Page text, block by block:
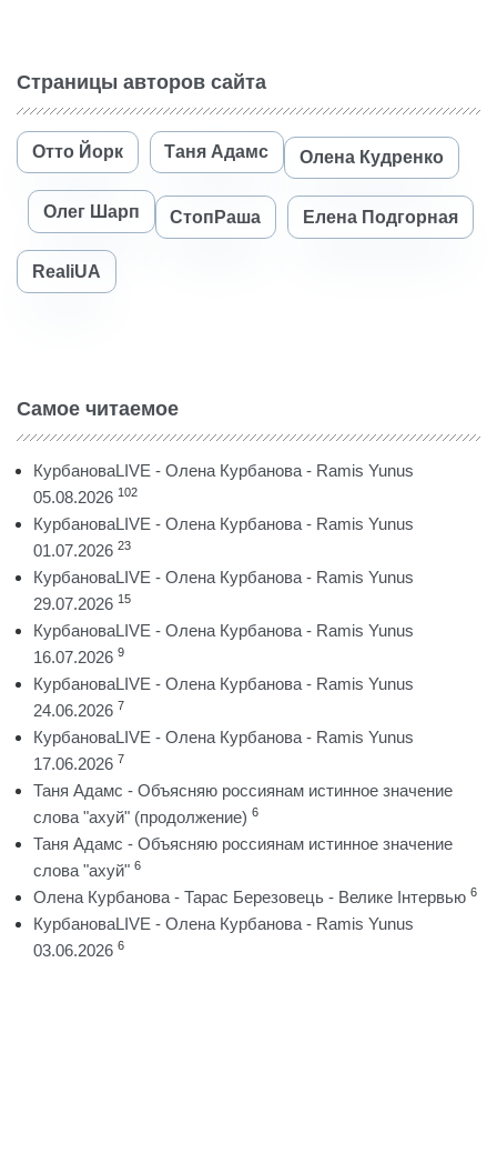
Страницы авторов сайта
Отто Йорк Таня Адамс Олена Кудренко
Олег Шарп СтопРаша Елена Подгорная
RealiUA
Самое читаемое
КурбановаLIVE - Олена Курбанова - Ramis Yunus
05.08.2026 102
КурбановаLIVE - Олена Курбанова - Ramis Yunus
01.07.2026 23
КурбановаLIVE - Олена Курбанова - Ramis Yunus
29.07.2026 15
КурбановаLIVE - Олена Курбанова - Ramis Yunus
16.07.2026 9
КурбановаLIVE - Олена Курбанова - Ramis Yunus
24.06.2026 7
КурбановаLIVE - Олена Курбанова - Ramis Yunus
17.06.2026 7
Таня Адамс - Объясняю россиянам истинное значение
слова "ахуй" (продолжение) 6
Таня Адамс - Объясняю россиянам истинное значение
слова "ахуй" 6
Олена Курбанова - Тарас Березовець - Велике Інтервью 6
КурбановаLIVE - Олена Курбанова - Ramis Yunus
03.06.2026 6